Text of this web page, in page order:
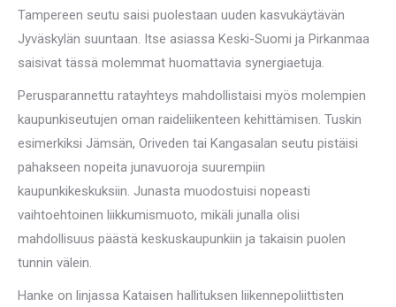
Tampereen seutu saisi puolestaan uuden kasvukäytävän
Jyväskylän suuntaan. Itse asiassa Keski-Suomi ja Pirkanmaa
saisivat tässä molemmat huomattavia synergiaetuja.
Perusparannettu ratayhteys mahdollistaisi myös molempien
kaupunkiseutujen oman raideliikenteen kehittämisen. Tuskin
esimerkiksi Jämsän, Oriveden tai Kangasalan seutu pistäisi
pahakseen nopeita junavuoroja suurempiin
kaupunkikeskuksiin. Junasta muodostuisi nopeasti
vaihtoehtoinen liikkumismuoto, mikäli junalla olisi
mahdollisuus päästä keskuskaupunkiin ja takaisin puolen
tunnin välein.
Hanke on linjassa Kataisen hallituksen liikennepoliittisten